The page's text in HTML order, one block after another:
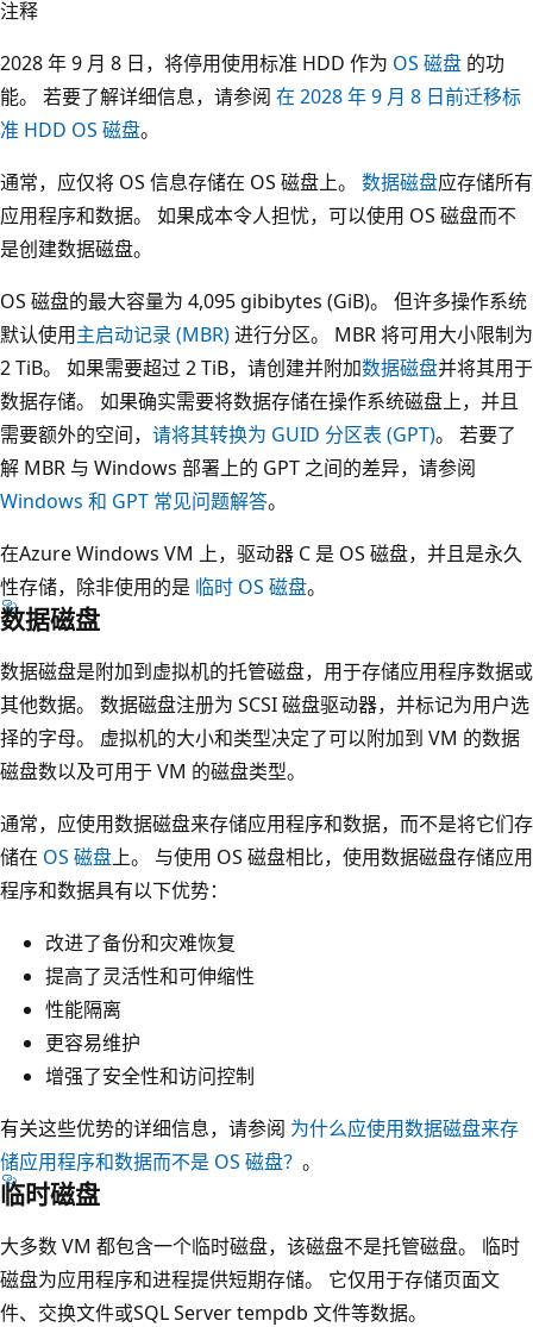
注释
2028 年 9 月 8 日，将停用使用标准 HDD 作为 OS 磁盘 的功
能。 若要了解详细信息，请参阅 在 2028 年 9 月 8 日前迁移标
准 HDD OS 磁盘。
通常，应仅将 OS 信息存储在 OS 磁盘上。 数据磁盘应存储所有
应用程序和数据。 如果成本令人担忧，可以使用 OS 磁盘而不
是创建数据磁盘。
OS 磁盘的最大容量为 4,095 gibibytes (GiB)。 但许多操作系统
默认使用主启动记录 (MBR)进行分区。 MBR 将可用大小限制为
2 TiB。 如果需要超过 2 TiB，请创建并附加数据磁盘并将其用于
数据存储。 如果确实需要将数据存储在操作系统磁盘上，并且
需要额外的空间， 请将其转换为 GUID 分区表 (GPT)。 若要了
解 MBR 与 Windows 部署上的 GPT 之间的差异，请参阅
Windows 和 GPT 常见问题解答。
在Azure Windows VM 上，驱动器 C 是 OS 磁盘，并且是永久
性存储，除非使用的是 临时 OS 磁盘。
数据磁盘
数据磁盘是附加到虚拟机的托管磁盘，用于存储应用程序数据或
其他数据。 数据磁盘注册为 SCSI 磁盘驱动器，并标记为用户选
择的字母。 虚拟机的大小和类型决定了可以附加到 VM 的数据
磁盘数以及可用于 VM 的磁盘类型。
通常，应使用数据磁盘来存储应用程序和数据，而不是将它们存
储在 OS 磁盘上。 与使用 OS 磁盘相比，使用数据磁盘存储应用
程序和数据具有以下优势：
改进了备份和灾难恢复
提高了灵活性和可伸缩性
性能隔离
更容易维护
增强了安全性和访问控制
有关这些优势的详细信息，请参阅 为什么应使用数据磁盘来存
储应用程序和数据而不是 OS 磁盘？ 。
临时磁盘
大多数 VM 都包含一个临时磁盘，该磁盘不是托管磁盘。 临时
磁盘为应用程序和进程提供短期存储。 它仅用于存储页面文
件、交换文件或SQL Server tempdb 文件等数据。